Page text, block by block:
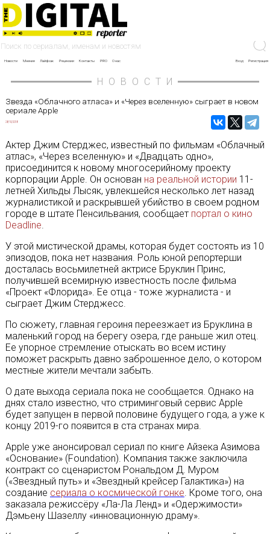
Новости Мнение Лайфхак Рецензии Контакты PRO О нас Вход Регистрация
НОВОСТИ
Звезда «Облачного атласа» и «Через вселенную» сыграет в новом
сериале Apple
28/10/2018
Актер Джим Стерджес, известный по фильмам «Облачный
атлас», «Через вселенную» и «Двадцать одно»,
присоединится к новому многосерийному проекту
корпорации Apple. Он основан на реальной истории 11-
летней Хильды Лысяк, увлекшейся несколько лет назад
журналистикой и раскрывшей убийство в своем родном
городе в штате Пенсильвания, сообщает портал о кино
Deadline.
У этой мистической драмы, которая будет состоять из 10
эпизодов, пока нет названия. Роль юной репортерши
досталась восьмилетней актрисе Бруклин Принс,
получившей всемирную известность после фильма
«Проект «Флорида». Ее отца - тоже журналиста - и
сыграет Джим Стерджесс.
По сюжету, главная героиня переезжает из Бруклина в
маленький город на берегу озера, где раньше жил отец.
Ее упорное стремление отыскать во всем истину
поможет раскрыть давно заброшенное дело, о котором
местные жители мечтали забыть.
О дате выхода сериала пока не сообщается. Однако на
днях стало известно, что стриминговый сервис Apple
будет запущен в первой половине будущего года, а уже к
концу 2019-го появится в ста странах мира.
Apple уже анонсировал сериал по книге Айзека Азимова
«Основание» (Foundation). Компания также заключила
контракт со сценаристом Рональдом Д. Муром
(«Звездный путь» и «Звездный крейсер Галактика») на
создание сериала о космической гонке. Кроме того, она
заказала режиссёру «Ла-Ла Ленд» и «Одержимости»
Дэмьену Шазеллу «инновационную драму».